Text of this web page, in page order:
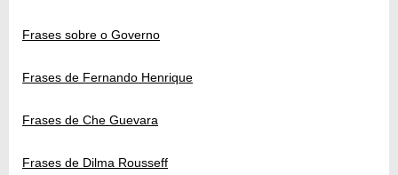
Frases sobre o Governo
Frases de Fernando Henrique
Frases de Che Guevara
Frases de Dilma Rousseff